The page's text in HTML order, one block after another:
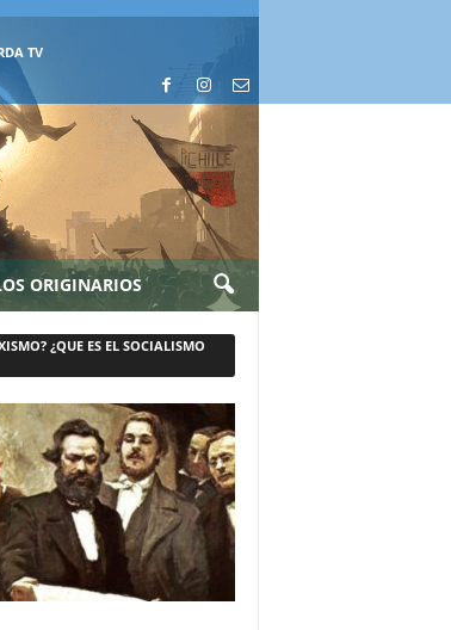
TV
ORIGINARIOS
¿QUE ES EL SOCIALISMO